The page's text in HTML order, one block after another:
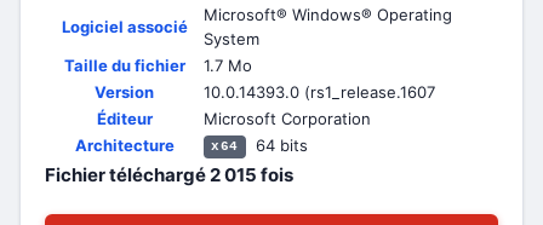
Logiciel associé
Microsoft® Windows® Operating
System
Taille du fichier
1.7 Mo
Version
10.0.14393.0 (rs1_release.1607
Éditeur
Microsoft Corporation
Architecture
x64 64 bits
Fichier téléchargé2 015 fois